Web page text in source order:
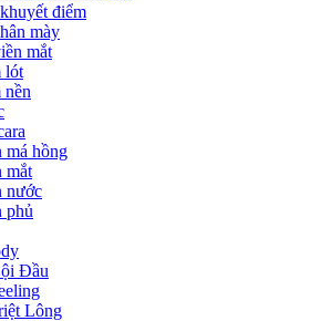
điểm
mày
mắt
lót
nền
má hồng
mắt
nước
phủ
Đầu
Lông